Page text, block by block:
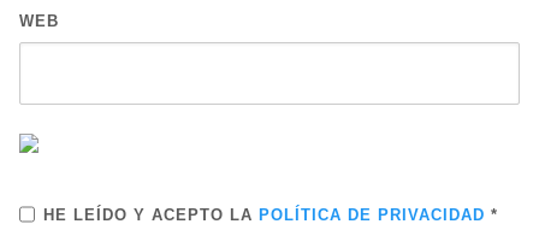
WEB
HE LEÍDO Y ACEPTO LA POLÍTICA DE PRIVACIDAD *